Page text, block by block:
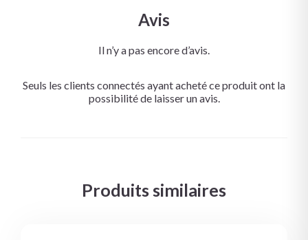
Avis
Il n’y a pas encore d’avis.
Seuls les clients connectés ayant acheté ce produit ont la
possibilité de laisser un avis.
Produits similaires